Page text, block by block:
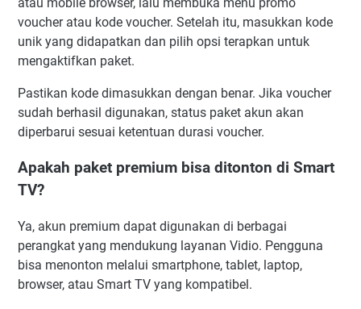
voucher atau kode voucher. Setelah itu, masukkan kode
unik yang didapatkan dan pilih opsi terapkan untuk
mengaktifkan paket.
Pastikan kode dimasukkan dengan benar. Jika voucher
sudah berhasil digunakan, status paket akun akan
diperbarui sesuai ketentuan durasi voucher.
Apakah paket premium bisa ditonton di Smart
TV?
Ya, akun premium dapat digunakan di berbagai
perangkat yang mendukung layanan Vidio. Pengguna
bisa menonton melalui smartphone, tablet, laptop,
browser, atau Smart TV yang kompatibel.